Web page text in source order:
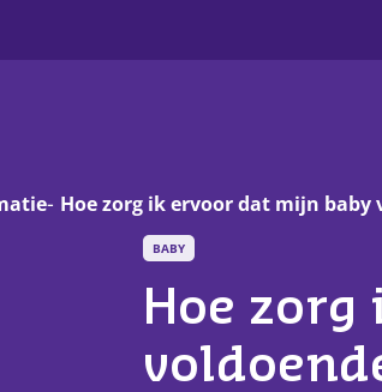
Hoe zorg ik ervoor dat mijn baby
BABY
Hoe